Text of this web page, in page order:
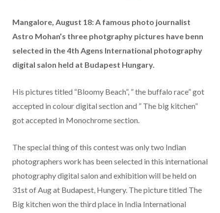
Mangalore, August 18: A famous photo journalist
Astro Mohan’s three photgraphy pictures have benn
selected in the 4th Agens International photography
digital salon held at Budapest Hungary.
His pictures titled “Bloomy Beach”, ” the buffalo race” got
accepted in colour digital section and ” The big kitchen”
got accepted in Monochrome section.
The special thing of this contest was only two Indian
photographers work has been selected in this international
photography digital salon and exhibition will be held on
31st of Aug at Budapest, Hungery. The picture titled The
Big kitchen won the third place in India International